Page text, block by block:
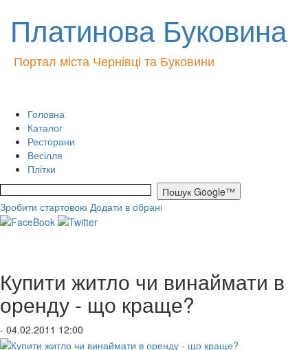
Платинова Буковина
Портал міста Чернівці та Буковини
Головна
Каталог
Ресторани
Весілля
Плітки
Зробити стартовою Додати в обрані
Купити житло чи винаймати в
оренду - що краще?
- 04.02.2011 12:00